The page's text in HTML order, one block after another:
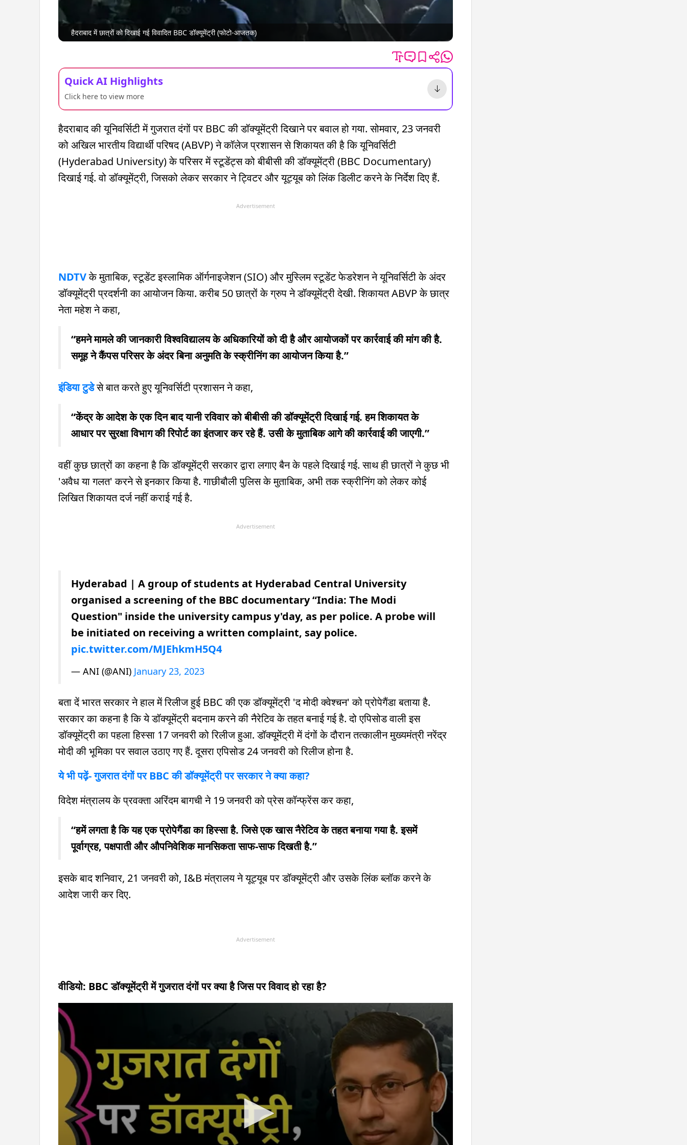
हैदराबाद में छात्रों को दिखाई गई विवादित BBC डॉक्यूमेंट्री (फोटो-आजतक)
Quick AI Highlights
Click here to view more
हैदराबाद की यूनिवर्सिटी में गुजरात दंगों पर BBC की डॉक्यूमेंट्री दिखाने पर बवाल हो गया. सोमवार, 23 जनवरी
को अखिल भारतीय विद्यार्थी परिषद (ABVP) ने कॉलेज प्रशासन से शिकायत की है कि यूनिवर्सिटी
(Hyderabad University) के परिसर में स्टूडेंट्स को बीबीसी की डॉक्यूमेंट्री (BBC Documentary)
दिखाई गई. वो डॉक्यूमेंट्री, जिसको लेकर सरकार ने ट्विटर और यूट्यूब को लिंक डिलीट करने के निर्देश दिए हैं.
Advertisement
NDTVके मुताबिक, स्टूडेंट इस्लामिक ऑर्गनाइजेशन (SIO) और मुस्लिम स्टूडेंट फेडरेशन ने यूनिवर्सिटी के अंदर
डॉक्यूमेंट्री प्रदर्शनी का आयोजन किया. करीब 50 छात्रों के ग्रुप ने डॉक्यूमेंट्री देखी. शिकायत ABVP के छात्र
नेता महेश ने कहा,
“हमने मामले की जानकारी विश्वविद्यालय के अधिकारियों को दी है और आयोजकों पर कार्रवाई की मांग की है.
समूह ने कैंपस परिसर के अंदर बिना अनुमति के स्क्रीनिंग का आयोजन किया है.”
इंडिया टुडेसे बात करते हुए यूनिवर्सिटी प्रशासन ने कहा,
“केंद्र के आदेश के एक दिन बाद यानी रविवार को बीबीसी की डॉक्यूमेंट्री दिखाई गई. हम शिकायत के
आधार पर सुरक्षा विभाग की रिपोर्ट का इंतजार कर रहे हैं. उसी के मुताबिक आगे की कार्रवाई की जाएगी.”
वहीं कुछ छात्रों का कहना है कि डॉक्यूमेंट्री सरकार द्वारा लगाए बैन के पहले दिखाई गई. साथ ही छात्रों ने कुछ भी
'अवैध या गलत' करने से इनकार किया है. गाछीबौली पुलिस के मुताबिक, अभी तक स्क्रीनिंग को लेकर कोई
लिखित शिकायत दर्ज नहीं कराई गई है.
Advertisement
Hyderabad | A group of students at Hyderabad Central University
organised a screening of the BBC documentary “India: The Modi
Question" inside the university campus y'day, as per police. A probe will
be initiated on receiving a written complaint, say police.
pic.twitter.com/MJEhkmH5Q4
— ANI (@ANI) January 23, 2023
बता दें भारत सरकार ने हाल में रिलीज हुई BBC की एक डॉक्यूमेंट्री 'द मोदी क्वेश्चन' को प्रोपेगैंडा बताया है.
सरकार का कहना है कि ये डॉक्यूमेंट्री बदनाम करने की नैरेटिव के तहत बनाई गई है. दो एपिसोड वाली इस
डॉक्यूमेंट्री का पहला हिस्सा 17 जनवरी को रिलीज हुआ. डॉक्यूमेंट्री में दंगों के दौरान तत्कालीन मुख्यमंत्री नरेंद्र
मोदी की भूमिका पर सवाल उठाए गए हैं. दूसरा एपिसोड 24 जनवरी को रिलीज होना है.
ये भी पढ़ें- गुजरात दंगों पर BBC की डॉक्यूमेंट्री पर सरकार ने क्या कहा?
विदेश मंत्रालय के प्रवक्ता अरिंदम बागची ने 19 जनवरी को प्रेस कॉन्फ्रेंस कर कहा,
“हमें लगता है कि यह एक प्रोपेगैंडा का हिस्सा है. जिसे एक खास नैरेटिव के तहत बनाया गया है. इसमें
पूर्वाग्रह, पक्षपाती और औपनिवेशिक मानसिकता साफ-साफ दिखती है.”
इसके बाद शनिवार, 21 जनवरी को, I&B मंत्रालय ने यूट्यूब पर डॉक्यूमेंट्री और उसके लिंक ब्लॉक करने के
आदेश जारी कर दिए.
Advertisement
वीडियो: BBC डॉक्यूमेंट्री में गुजरात दंगों पर क्या है जिस पर विवाद हो रहा है?